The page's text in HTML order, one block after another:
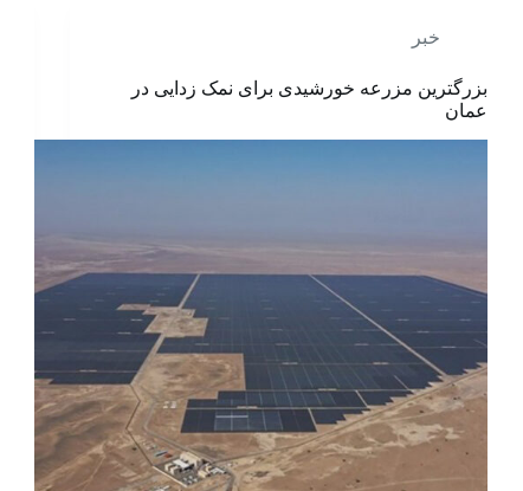
خبر
بزرگترین مزرعه خورشیدی برای نمک زدایی در
عمان